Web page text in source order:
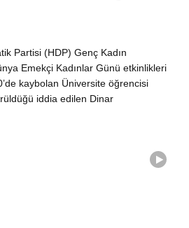
Partisi (HDP) Genç Kadın
Emekçi Kadınlar Günü etkinlikleri
kaybolan Üniversite öğrencisi
iddia edilen Dinar